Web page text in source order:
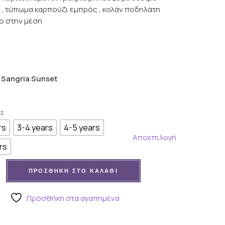
τύπωμα καρπούζι εμπρός , κολάν ποδηλάτη
στην μέση
Sangria Sunset
3-4 years
4-5 years
Αποεπιλογή
sangria sunset (2 έως 6 χρονών) ποσότητα
ΠΡΟΣΘΉΚΗ ΣΤΟ ΚΑΛΆΘΙ
Πρόσθήκη στα αγαπημένα